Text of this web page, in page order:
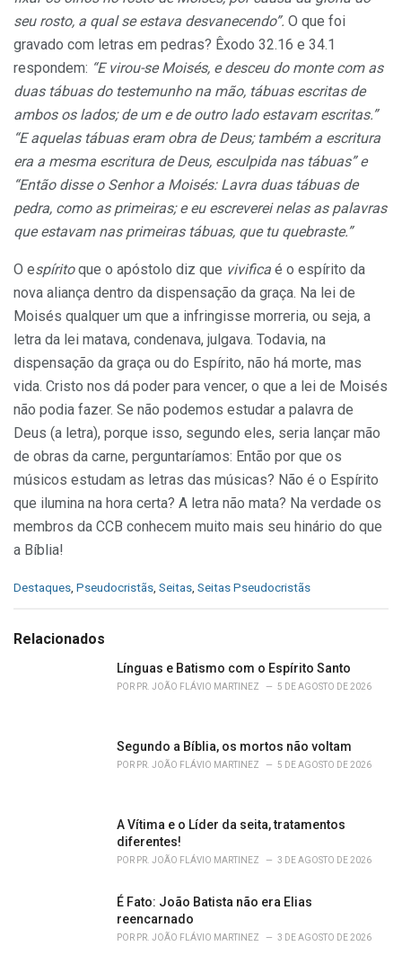
seu rosto, a qual se estava desvanecendo”. O que foi
gravado com letras em pedras? Êxodo 32.16 e 34.1
respondem: “E virou-se Moisés, e desceu do monte com as
duas tábuas do testemunho na mão, tábuas escritas de
ambos os lados; de um e de outro lado estavam escritas.”
“E aquelas tábuas eram obra de Deus; também a escritura
era a mesma escritura de Deus, esculpida nas tábuas”e
“Então disse o Senhor a Moisés: Lavra duas tábuas de
pedra, como as primeiras; e eu escreverei nelas as palavras
que estavam nas primeiras tábuas, que tu quebraste.”
O espíritoque o apóstolo diz que vivifica é o espírito da
nova aliança dentro da dispensação da graça. Na lei de
Moisés qualquer um que a infringisse morreria, ou seja, a
letra da lei matava, condenava, julgava. Todavia, na
dispensação da graça ou do Espírito, não há morte, mas
vida. Cristo nos dá poder para vencer, o que a lei de Moisés
não podia fazer. Se não podemos estudar a palavra de
Deus (a letra), porque isso, segundo eles, seria lançar mão
de obras da carne, perguntaríamos: Então por que os
músicos estudam as letras das músicas? Não é o Espírito
que ilumina na hora certa? A letra não mata? Na verdade os
membros da CCB conhecem muito mais seu hinário do que
a Bíblia!
C
e
Destaques Pseudocristãs Seitas Seitas Pseudocristãs
Relacionados
Línguas e Batismo com o Espírito Santo
POR PR. JOÃO FLÁVIO MARTINEZ 5 DE AGOSTO DE 2026
Segundo a Bíblia, os mortos não voltam
POR PR. JOÃO FLÁVIO MARTINEZ 5 DE AGOSTO DE 2026
A Vítima e o Líder da seita, tratamentos
diferentes!
POR PR. JOÃO FLÁVIO MARTINEZ 3 DE AGOSTO DE 2026
É Fato: João Batista não era Elias
reencarnado
POR PR. JOÃO FLÁVIO MARTINEZ 3 DE AGOSTO DE 2026